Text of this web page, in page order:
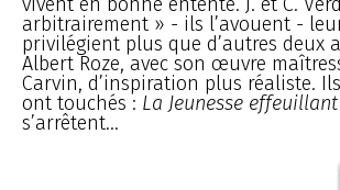
arbitrairement » - ils l’avouent -
privilégient plus que d’autres deux
Albert Roze, avec son œuvre
Carvin, d’inspiration plus réaliste.
ont touchés : La Jeunesse
s’arrêtent...